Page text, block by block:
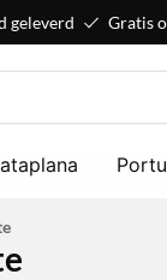
geleverd Gratis